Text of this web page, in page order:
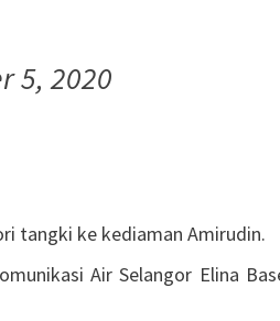
5, 2020
tangki ke kediaman Amirudin.
Air Selangor Elina